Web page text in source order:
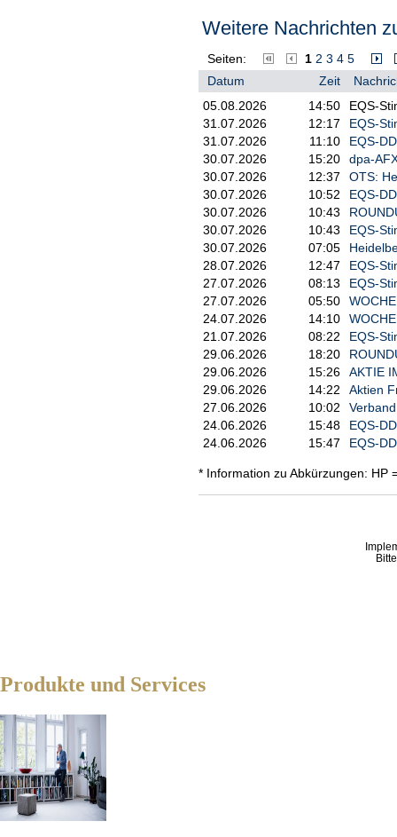
Weitere Nachrichten
Seiten: 1 2 3 4 5
Datum
Zeit
05.08.2026
14:50
EQS-
31.07.2026
12:17
EQS-
31.07.2026
11:10
EQS-
30.07.2026
15:20
dpa-
30.07.2026
12:37
OTS:
30.07.2026
10:52
EQS-
30.07.2026
10:43
30.07.2026
10:43
EQS-
30.07.2026
07:05
28.07.2026
12:47
EQS-
27.07.2026
08:13
EQS-
27.07.2026
05:50
24.07.2026
14:10
21.07.2026
08:22
EQS-
29.06.2026
18:20
29.06.2026
15:26
AKTIE
29.06.2026
14:22
Aktien
27.06.2026
10:02
24.06.2026
15:48
EQS-
24.06.2026
15:47 EQS-
* Information zu Abkürzungen: HP
Produkte und Services